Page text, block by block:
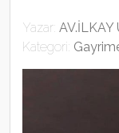
Yazar: AV.İLKAY
Kategori: